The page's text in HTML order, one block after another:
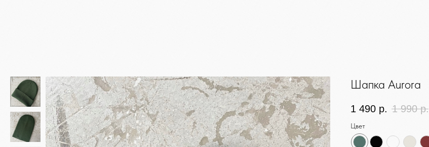
Шапка Aurora
1 490 р. 1 990 р.
Цвет